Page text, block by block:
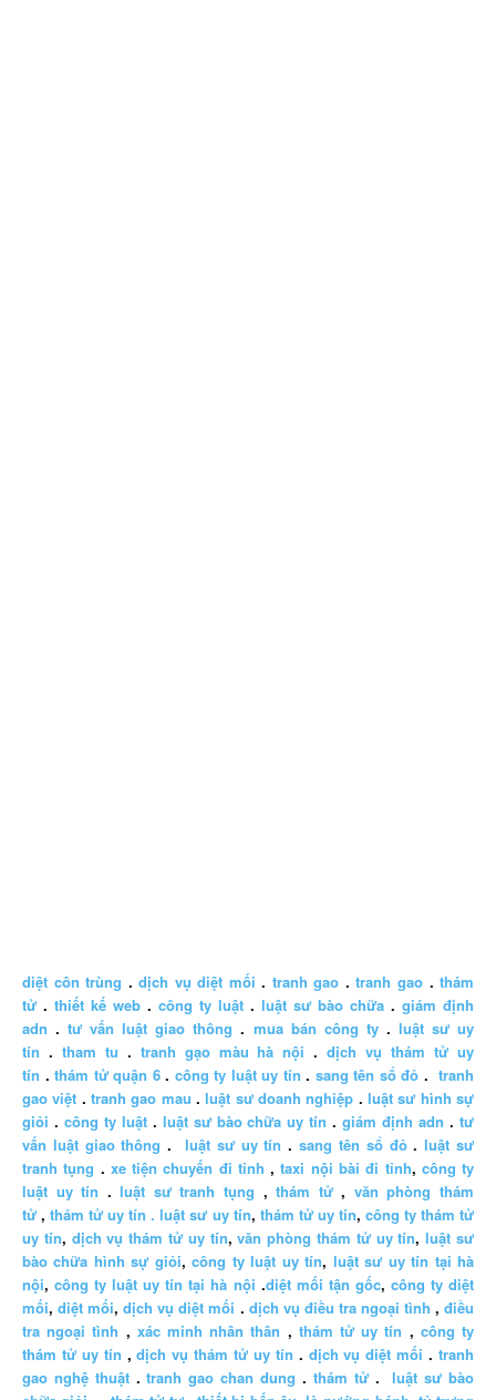
diệt côn trùng .dịch vụ diệt mối . tranh gao .tranh gao .thám
tử . thiết kế web . công ty luật . luật sư bào chữa . giám định
adn .tư vấn luật giao thông . mua bán công ty. luật sư uy
tín . tham tu . tranh gạo màu hà nội .dịch vụ thám tử uy
tín .thám tử quận 6. công ty luật uy tín . sang tên sổ đỏ .tranh
gao việt .tranh gao mau .luật sư doanh nghiệp .luật sư hình sự
giỏi . công ty luật. luật sư bào chữa uy tín .giám định adn .tư
vấn luật giao thông . luật sư uy tín .sang tên sổ đỏ.luật sư
tranh tụng . xe tiện chuyến đi tỉnh ,taxi nội bài đi tỉnh, công ty
luật uy tín .luật sư tranh tụng ,thám tử, văn phòng thám
tử ,thám tử uy tín . luật sư uy tín, thám tử uy tín, công ty thám tử
uy tín, dịch vụ thám tử uy tín,văn phòng thám tử uy tín,luật sư
bào chữa hình sự giỏi,công ty luật uy tín, luật sư uy tín tại hà
nội,công ty luật uy tín tại hà nội .diệt mối tận gốc, công ty diệt
mối,diệt mối,dịch vụ diệt mối . dịch vụ điều tra ngoại tình ,điều
tra ngoại tình , xác minh nhân thân , thám tử uy tín , công ty
thám tử uy tín ,dịch vụ thám tử uy tín . dịch vụ diệt mối .tranh
gao nghệ thuật.tranh gao chan dung . thám tử.luật sư bào